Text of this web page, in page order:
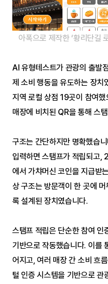
아폭으로 제작한 ‘황리단길
AI 유형테스트가 관광의 출발
제 소비 행동을 유도하는 장치
지역 로컬 상점 19곳이 참여
매장에 비치된 QR을 통해 스
구조는 간단하지만 명확했습
입력하면 스탬프가 적립되고,
에서 가챠머신 코인을 지급받
상 구조는 방문객이 한 곳에
록 설계된 장치였습니다.
스탬프 적립은 단순한 참여 인
기반으로 작동했습니다. 이를
어지고, 여러 매장 간 소비 흐
털 인증 시스템을 기반으로 관